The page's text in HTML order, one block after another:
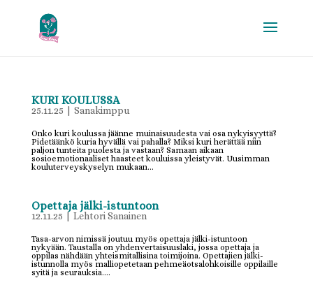
KURI KOULUSSA
25.11.25 Sanakimppu
Onko kuri koulussa jäänne muinaisuudesta vai osa nykyisyyttä?
Pidetäänkö kuria hyvällä vai pahalla? Miksi kuri herättää niin
paljon tunteita puolesta ja vastaan? Samaan aikaan
sosioemotionaaliset haasteet kouluissa yleistyvät. Uusimman
kouluterveyskyselyn mukaan...
Opettaja jälki-istuntoon
12.11.25 | Lehtori Sanainen
Tasa-arvon nimissä joutuu myös opettaja jälki-istuntoon
nykyään. Taustalla on yhdenvertaisuuslaki, jossa opettaja ja
oppilas nähdään yhteismitallisina toimijoina. Opettajien jälki-
istunnolla myös malliopetetaan pehmeäotsalohkoisille oppilaille
syitä ja seurauksia....